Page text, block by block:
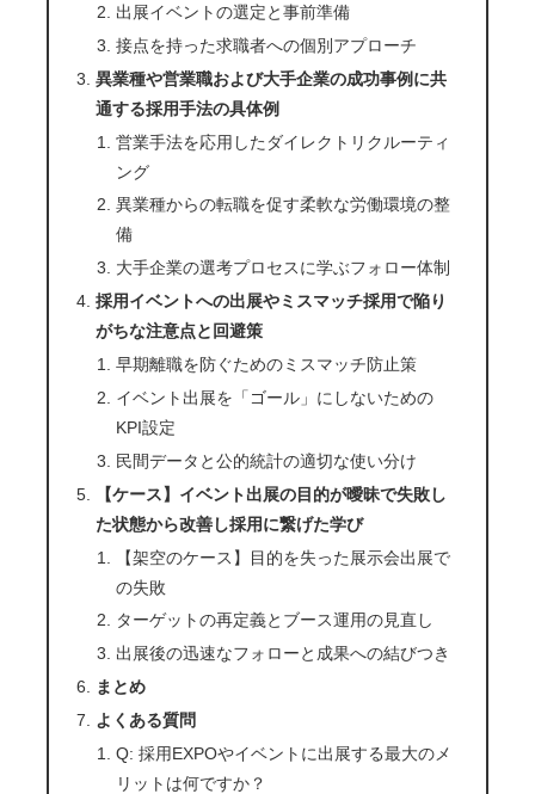
出展イベントの選定と事前準備
接点を持った求職者への個別アプローチ
異業種や営業職および大手企業の成功事例に共
通する採用手法の具体例
営業手法を応用したダイレクトリクルーティ
ング
異業種からの転職を促す柔軟な労働環境の整
備
大手企業の選考プロセスに学ぶフォロー体制
採用イベントへの出展やミスマッチ採用で陥り
がちな注意点と回避策
早期離職を防ぐためのミスマッチ防止策
イベント出展を「ゴール」にしないための
KPI設定
民間データと公的統計の適切な使い分け
【ケース】イベント出展の目的が曖昧で失敗し
た状態から改善し採用に繋げた学び
【架空のケース】目的を失った展示会出展で
の失敗
ターゲットの再定義とブース運用の見直し
出展後の迅速なフォローと成果への結びつき
まとめ
よくある質問
Q: 採用EXPOやイベントに出展する最大のメ
リットは何ですか？